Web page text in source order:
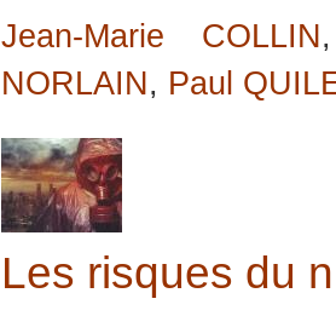
Jean-Marie COLLIN
NORLAIN, Paul
Les risques du